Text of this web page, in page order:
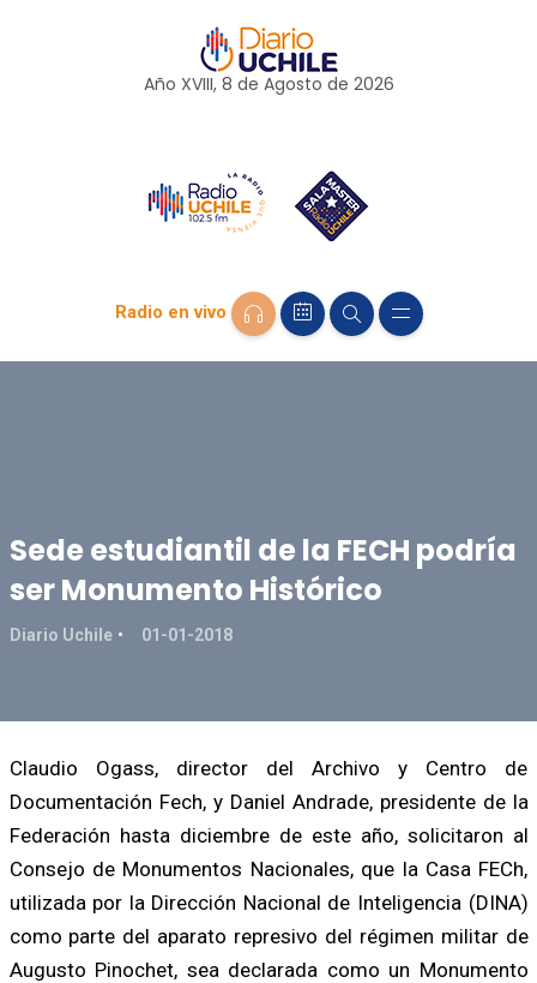
Año XVIII, 8 de Agosto de 2026
Radio en vivo
Sede estudiantil de la FECH podría
ser Monumento Histórico
Diario Uchile 01-01-2018
Claudio Ogass, director del Archivo y Centro de
Documentación Fech, y Daniel Andrade, presidente de la
Federación hasta diciembre de este año, solicitaron al
Consejo de Monumentos Nacionales, que la Casa FECh,
utilizada por la Dirección Nacional de Inteligencia (DINA)
como parte del aparato represivo del régimen militar de
Augusto Pinochet, sea declarada como un Monumento